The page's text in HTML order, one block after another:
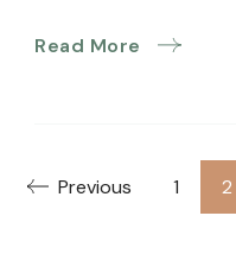
Read More
Previous Page
1 2